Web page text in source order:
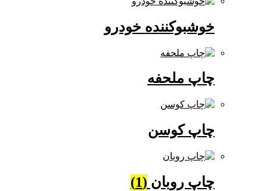
خوشبوکننده خودرو
چاپ ملحفه
چاپ کوسن
چاپ روبان(1)